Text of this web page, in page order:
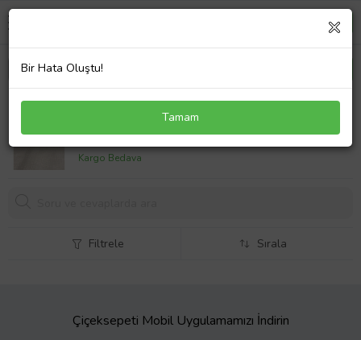
TÜP MODEL CEVŞEN 925 AYAR GÜMÜŞ KADIN
899,00 TL
Kargo Bedava
Filtrele Sırala
Çiçeksepeti Mobil Uygulamamızı İndirin
Bir Hata Oluştu!
Tamam